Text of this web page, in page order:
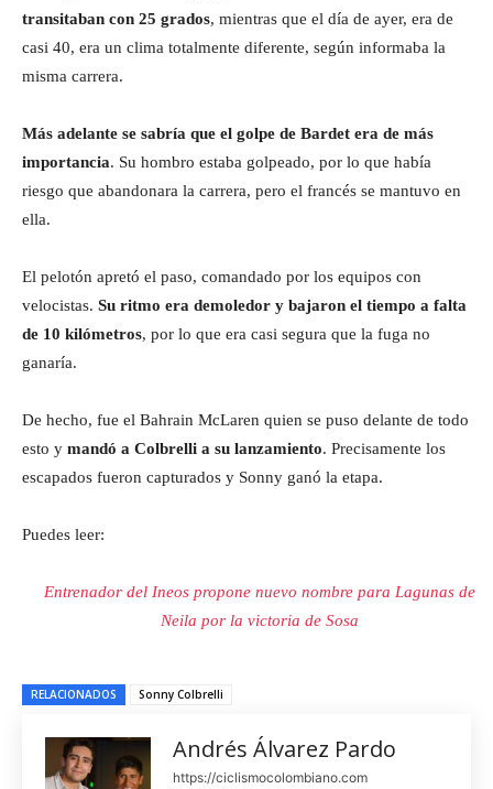
transitaban con 25 grados, mientras que el día de ayer, era de
casi 40, era un clima totalmente diferente, según informaba la
misma carrera.
Más adelante se sabría que el golpe de Bardet era de más
importancia. Su hombro estaba golpeado, por lo que había
riesgo que abandonara la carrera, pero el francés se mantuvo en
ella.
El pelotón apretó el paso, comandado por los equipos con
velocistas. Su ritmo era demoledor y bajaron el tiempo a falta
de 10 kilómetros, por lo que era casi segura que la fuga no
ganaría.
De hecho, fue el Bahrain McLaren quien se puso delante de todo
esto y mandó a Colbrelli a su lanzamiento. Precisamente los
escapados fueron capturados y Sonny ganó la etapa.
Puedes leer:
Entrenador del Ineos propone nuevo nombre para Lagunas de
Neila por la victoria de Sosa
RELACIONADOS Sonny Colbrelli
Andrés Álvarez Pardo
https://ciclismocolombiano.com